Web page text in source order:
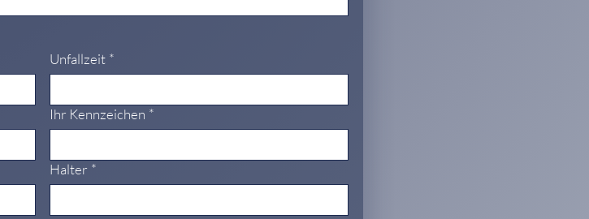
Unfallzeit *
Ihr Kennzeichen *
Halter *